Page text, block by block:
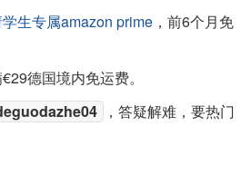
生专属amazon prime ，前6个月免
德国境内免运费。
，答疑解难，要热门